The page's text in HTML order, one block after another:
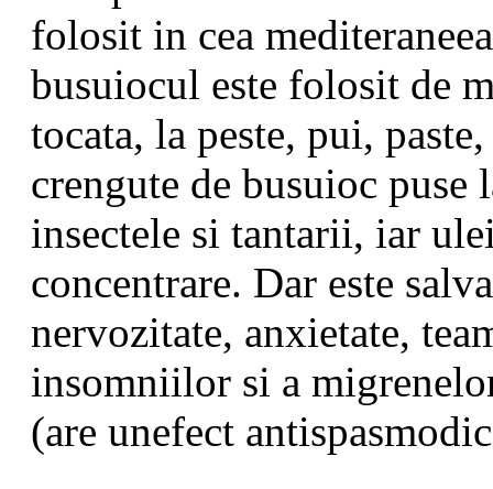
folosit in cea
busuiocul este folosit de
tocata, la peste, pui,
crengute de busuioc puse
insectele si tantarii, iar
concentrare. Dar este
nervozitate, anxietate,
insomniilor si a
(are unefect